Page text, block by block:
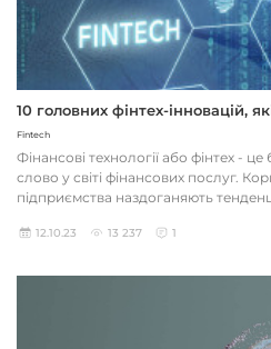
10 головних фінтех-інновацій,
Fintech
Фінансові технології або фінтех -
слово у світі фінансових послуг.
підприємства наздоганяють
12.10.23 13 237 1